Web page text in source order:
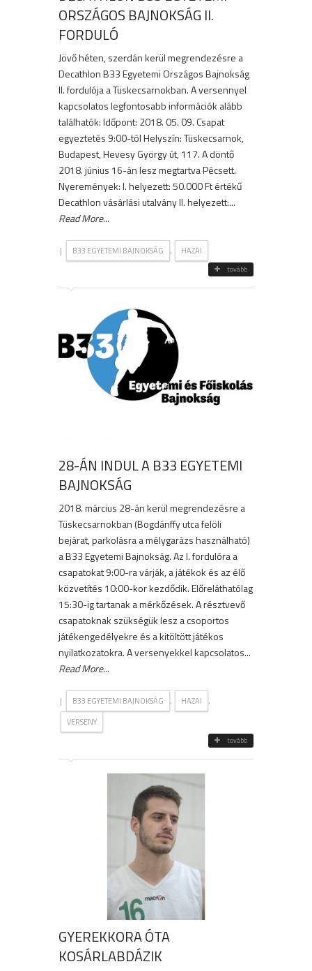
ORSZÁGOS BAJNOKSÁG II.
FORDULÓ
Jövő héten, szerdán kerül megrendezésre a
Decathlon B33 Egyetemi Országos Bajnokság
II. fordulója a Tüskecsarnokban. A versennyel
kapcsolatos legfontosabb információk alább
találhatók: Időpont: 2018. 05. 09. Csapat
egyeztetés 9:00-tól Helyszín: Tüskecsarnok,
Budapest, Hevesy György út, 117. A döntő
2018. június 16-án lesz megtartva Pécsett.
Nyeremények: I. helyezett: 50.000 Ft értékű
Decathlon vásárlási utalvány II. helyezett:...
Read More...
| B33 EGYETEMI BAJNOKSÁG , HAZAI
tovább
28-ÁN INDUL A B33 EGYETEMI
BAJNOKSÁG
2018. március 28-án kerül megrendezésre a
Tüskecsarnokban (Bogdánffy utca felöli
bejárat, parkolásra a mélygarázs használható)
a B33 Egyetemi Bajnokság. Az I. fordulóra a
csapatokat 9:00-ra várják, a játékok és az élő
közvetítés 10:00-kor kezdődik. Előreláthatólag
15:30-ig tartanak a mérkőzések. A résztvevő
csapatoknak szükségük lesz a csoportos
játékengedélyekre és a kitöltött játékos
nyilatkozatokra. A versenyekkel kapcsolatos...
Read More...
| B33 EGYETEMI BAJNOKSÁG , HAZAI ,
VERSENY
tovább
GYEREKKORA ÓTA
KOSÁRLABDÁZIK